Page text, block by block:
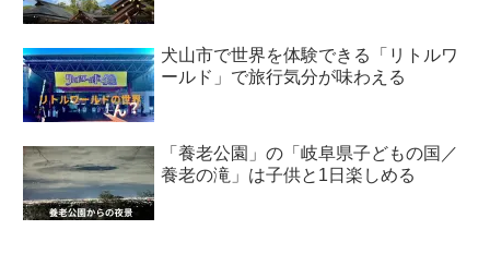
犬山市で世界を体験できる「リトルワ
ールド」で旅行気分が味わえる
「養老公園」の「岐阜県子どもの国／
養老の滝」は子供と1日楽しめる